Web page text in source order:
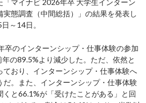
態調査（中間総括）」の結果を発表し
～14日。
のインターンシップ・仕事体験の参加
の89.5%より減少した。ただ、依然と
ており、インターンシップ・仕事体験へ
だ。また、インターンシップ・仕事体験
くと66.1%が「受けたことがある」と回